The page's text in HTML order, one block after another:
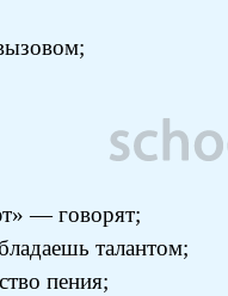
— говорят;
талантом;
пения;